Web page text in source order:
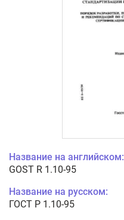
Название на английском:
GOST R 1.10-95
Название на русском:
ГОСТ Р 1.10-95